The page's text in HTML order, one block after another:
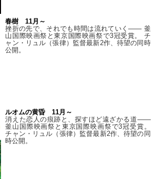
春樹 11月～
挫折の先で、それでも時間は流れていく—— 釜
山国際映画祭と東京国際映画祭で3冠受賞。 チ
ャン・リュル（張律）監督最新2作、待望の同時
公開。
ルオムの黄昏 11月～
消えた恋人の痕跡と、探すほど遠ざかる道——
釜山国際映画祭と東京国際映画祭で3冠受賞。
チャン・リュル（張律）監督最新2作、待望の同
時公開。